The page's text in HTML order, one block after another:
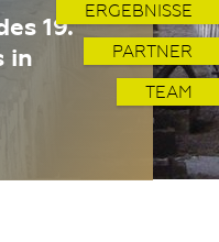
19.
in
ERGEBNISSE
PARTNER
TEAM